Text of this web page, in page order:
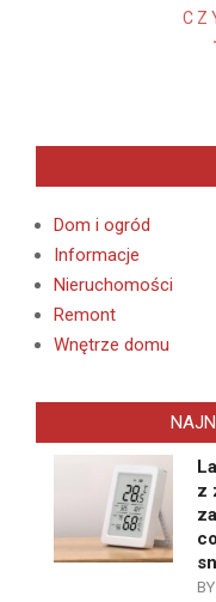
Dom i ogród
Informacje
Nieruchomości
Remont
Wnętrze domu
z
BY: